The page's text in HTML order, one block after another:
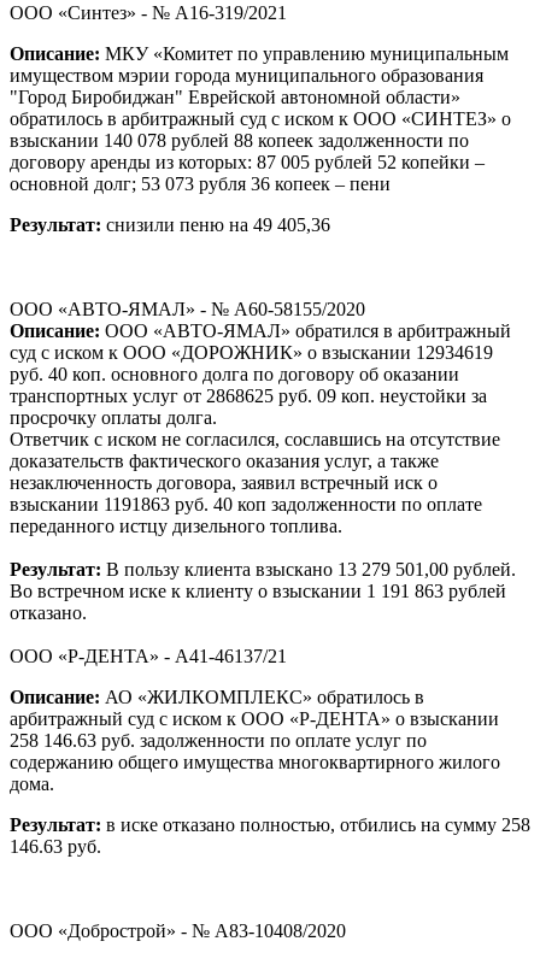
ООО «Синтез» - № А16-319/2021
Описание: МКУ «Комитет по управлению муниципальным
имуществом мэрии города муниципального образования
"Город Биробиджан" Еврейской автономной области»
обратилось в арбитражный суд с иском к ООО «СИНТЕЗ» о
взыскании 140 078 рублей 88 копеек задолженности по
договору аренды из которых: 87 005 рублей 52 копейки –
основной долг; 53 073 рубля 36 копеек – пени
Результат: снизили пеню на 49 405,36
ООО «АВТО-ЯМАЛ» - № А60-58155/2020
Описание: ООО «АВТО-ЯМАЛ» обратился в арбитражный
суд с иском к ООО «ДОРОЖНИК» о взыскании 12934619
руб. 40 коп. основного долга по договору об оказании
транспортных услуг от 2868625 руб. 09 коп. неустойки за
просрочку оплаты долга.
Ответчик с иском не согласился, сославшись на отсутствие
доказательств фактического оказания услуг, а также
незаключенность договора, заявил встречный иск о
взыскании 1191863 руб. 40 коп задолженности по оплате
переданного истцу дизельного топлива.
Результат: В пользу клиента взыскано 13 279 501,00 рублей.
Во встречном иске к клиенту о взыскании 1 191 863 рублей
отказано.
ООО «Р-ДЕНТА» - А41-46137/21
Описание: АО «ЖИЛКОМПЛЕКС» обратилось в
арбитражный суд с иском к ООО «Р-ДЕНТА» о взыскании
258 146.63 руб. задолженности по оплате услуг по
содержанию общего имущества многоквартирного жилого
дома.
Результат: в иске отказано полностью, отбились на сумму 258
146.63 руб.
ООО «Добрострой» - № А83-10408/2020